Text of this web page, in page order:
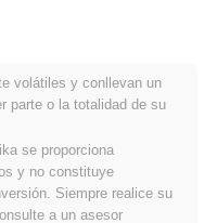
de precios de
~0.00%por debajo de su ATH
volátiles y conllevan un
parte o la totalidad de su
se proporciona
y no constituye
Siempre realice su
a un asesor